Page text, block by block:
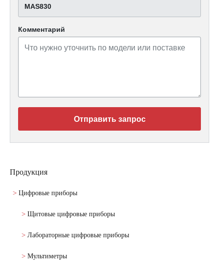
MAS830
Комментарий
Отправить запрос
Продукция
Цифровые приборы
Щитовые цифровые приборы
Лабораторные цифровые приборы
Мультиметры